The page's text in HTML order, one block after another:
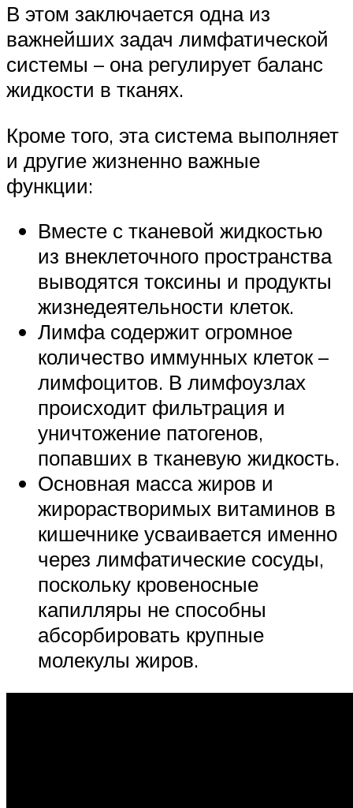
В этом заключается одна из
важнейших задач лимфатической
системы – она регулирует баланс
жидкости в тканях.
Кроме того, эта система выполняет
и другие жизненно важные
функции:
Вместе с тканевой жидкостью
из внеклеточного пространства
выводятся токсины и продукты
жизнедеятельности клеток.
Лимфа содержит огромное
количество иммунных клеток –
лимфоцитов. В лимфоузлах
происходит фильтрация и
уничтожение патогенов,
попавших в тканевую жидкость.
Основная масса жиров и
жирорастворимых витаминов в
кишечнике усваивается именно
через лимфатические сосуды,
поскольку кровеносные
капилляры не способны
абсорбировать крупные
молекулы жиров.